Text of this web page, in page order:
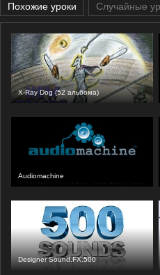
Похожие уроки Случайные
X-Ray Dog (52 альбома)
Audiomachine
Designer Sound.FX.500